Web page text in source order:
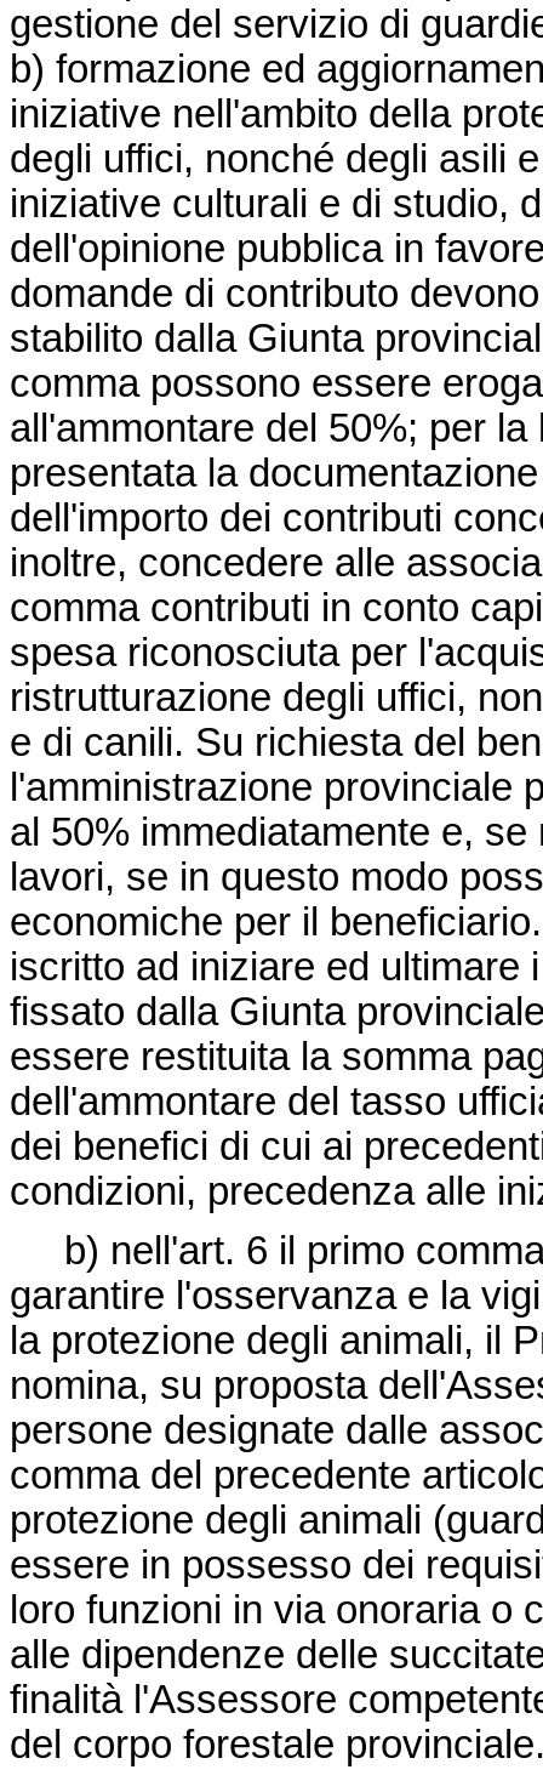
gestione del servizio di
b) formazione ed
iniziative nell'ambito della
degli uffici, nonché degli asili
iniziative culturali e di studio,
dell'opinione pubblica in
domande di contributo
stabilito dalla Giunta
comma possono essere
all'ammontare del 50%; per
presentata la
dell'importo dei contributi
inoltre, concedere alle
comma contributi in conto
spesa riconosciuta per
ristrutturazione degli uffici,
e di canili. Su richiesta del
l'amministrazione provinciale
al 50% immediatamente e,
lavori, se in questo modo
economiche per il
iscritto ad iniziare ed ultimare
fissato dalla Giunta
essere restituita la somma
dell'ammontare del tasso
dei benefici di cui ai
condizioni, precedenza alle
b) nell'art. 6 il primo
garantire l'osservanza e la
la protezione degli animali, il
nomina, su proposta
persone designate dalle
comma del precedente
protezione degli animali
essere in possesso dei
loro funzioni in via onoraria o
alle dipendenze delle
finalità l'Assessore
del corpo forestale